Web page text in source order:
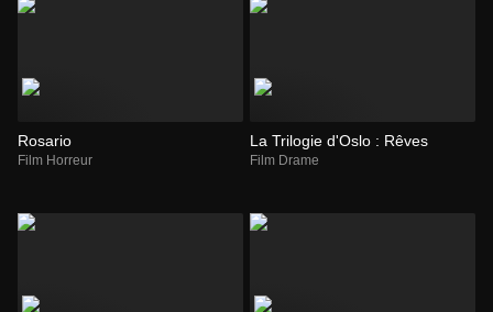
Rosario
Film Horreur
La Trilogie d'Oslo : Rêves
Film Drame